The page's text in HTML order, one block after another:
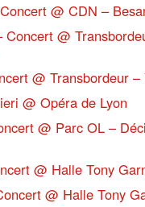
@ CDN –
Concert @
@ Transbordeur
@ Opéra de Lyon
@ Parc OL –
@ Halle Tony
@ Halle Tony